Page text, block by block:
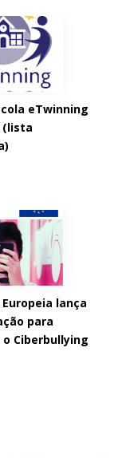
eTwinning
(lista
lança
para
Ciberbullying